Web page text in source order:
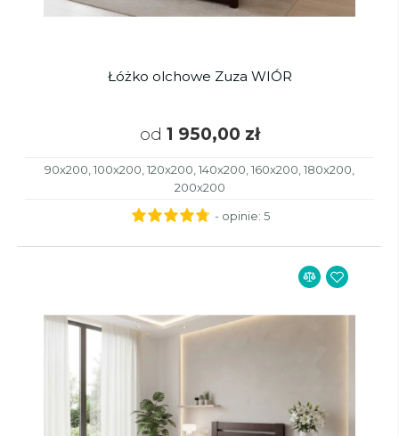
Łóżko olchowe Zuza WIÓR
od 1 950,00 zł
90x200, 100x200, 120x200, 140x200, 160x200, 180x200,
200x200
- opinie: 5